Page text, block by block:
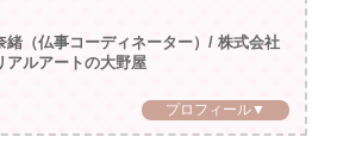
緒（仏事コーディネーター）/ 株式会社
アルアートの大野屋
プロフィール▼